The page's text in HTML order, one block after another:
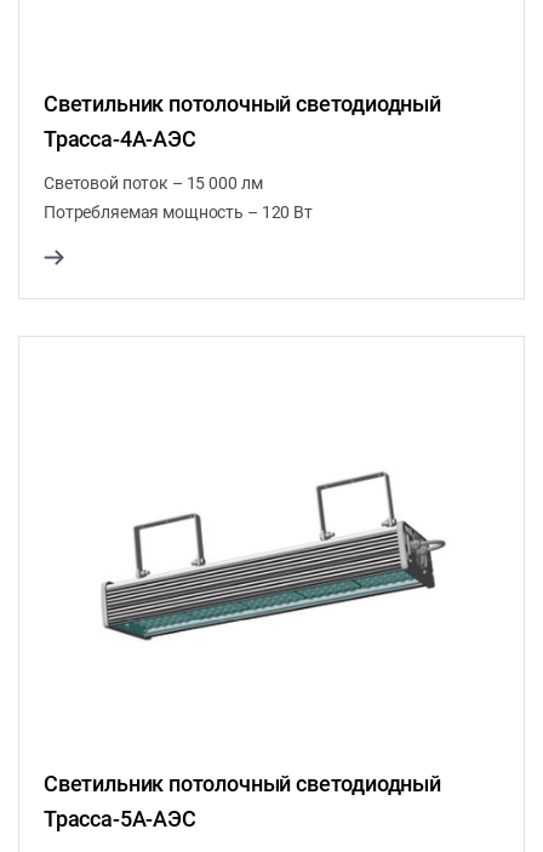
Светильник потолочный светодиодный
Трасса-4A-АЭС
Световой поток – 15 000 лм
Потребляемая мощность – 120 Вт
Светильник потолочный светодиодный
Трасса-5A-АЭС